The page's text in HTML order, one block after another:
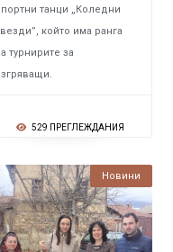
танци „Коледни
който има ранга
турнирите за
529 ПРЕГЛЕЖДАНИЯ
Новини